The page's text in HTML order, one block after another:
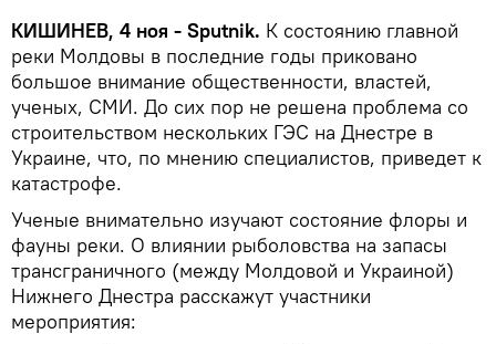
КИШИНЕВ, 4 ноя - Sputnik. К состоянию главной
реки Молдовы в последние годы приковано
большое внимание общественности, властей,
ученых, СМИ. До сих пор не решена проблема со
строительством нескольких ГЭС на Днестре в
Украине, что, по мнению специалистов, приведет к
катастрофе.
Ученые внимательно изучают состояние флоры и
фауны реки. О влиянии рыболовства на запасы
трансграничного (между Молдовой и Украиной)
Нижнего Днестра расскажут участники
мероприятия: